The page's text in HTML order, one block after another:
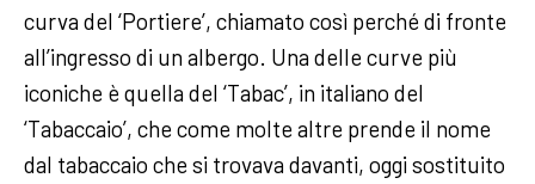
curva del ‘Portiere’, chiamato così perché di fronte
all’ingresso di un albergo. Una delle curve più
iconiche è quella del ‘Tabac’, in italiano del
‘Tabaccaio’, che come molte altre prende il nome
dal tabaccaio che si trovava davanti, oggi sostituito